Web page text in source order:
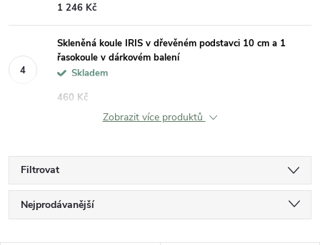
1 246 Kč
Skleněná koule IRIS v dřevěném podstavci 10 cm a 1
řasokoule v dárkovém balení
Skladem
460 Kč
Zobrazit více produktů
Filtrovat
Ř
Nejprodávanější